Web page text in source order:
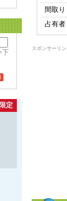
下
定
間取り
占有者
スポンサーリン